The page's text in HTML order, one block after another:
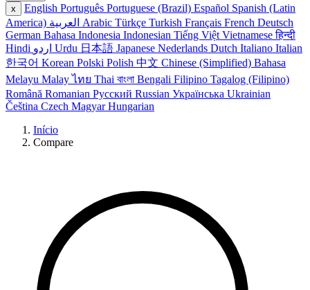
x
English Português Portuguese (Brazil) Español Spanish (Latin
America) العربية Arabic Türkçe Turkish Français French Deutsch
German Bahasa Indonesia Indonesian Tiếng Việt Vietnamese हिन्दी
Hindi اردو Urdu 日本語 Japanese Nederlands Dutch Italiano Italian
한국어 Korean Polski Polish 中文 Chinese (Simplified) Bahasa
Melayu Malay ไทย Thai বাংলা Bengali Filipino Tagalog (Filipino)
Română Romanian Русский Russian Українська Ukrainian
Čeština Czech Magyar Hungarian
Início
Compare